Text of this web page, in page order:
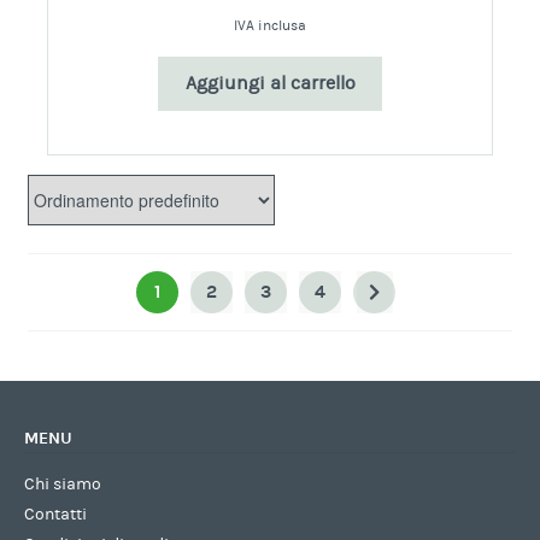
IVA inclusa
Aggiungi al carrello
1 2 3 4
MENU
Chi siamo
Contatti